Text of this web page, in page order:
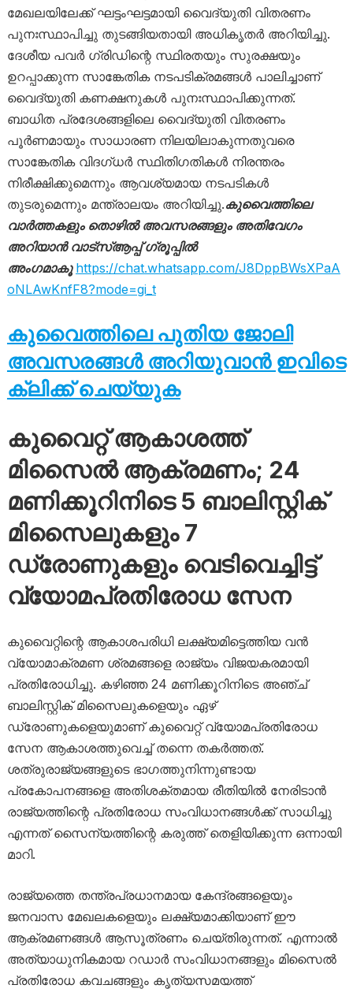
മേഖലയിലേക്ക് ഘട്ടംഘട്ടമായി വൈദ്യുതി വിതരണം
പുനഃസ്ഥാപിച്ചു തുടങ്ങിയതായി അധികൃതർ അറിയിച്ചു.
ദേശീയ പവർ ഗ്രിഡിന്റെ സ്ഥിരതയും സുരക്ഷയും
ഉറപ്പാക്കുന്ന സാങ്കേതിക നടപടിക്രമങ്ങൾ പാലിച്ചാണ്
വൈദ്യുതി കണക്ഷനുകൾ പുനഃസ്ഥാപിക്കുന്നത്.
ബാധിത പ്രദേശങ്ങളിലെ വൈദ്യുതി വിതരണം
പൂർണമായും സാധാരണ നിലയിലാകുന്നതുവരെ
സാങ്കേതിക വിദഗ്ധർ സ്ഥിതിഗതികൾ നിരന്തരം
നിരീക്ഷിക്കുമെന്നും ആവശ്യമായ നടപടികൾ
തുടരുമെന്നും മന്ത്രാലയം അറിയിച്ചു.കുവൈത്തിലെ
വാർത്തകളും തൊഴിൽ അവസരങ്ങളും അതിവേഗം
അറിയാൻ വാട്സ്ആപ്പ് ഗ്രൂപ്പിൽ
അംഗമാകൂ https://chat.whatsapp.com/J8DppBWsXPaA
oNLAwKnfF8?mode=gi_t
കുവൈത്തിലെ പുതിയ ജോലി
അവസരങ്ങൾ അറിയുവാൻ ഇവിടെ
ക്ലിക്ക് ചെയ്യുക
കുവൈറ്റ് ആകാശത്ത്
മിസൈൽ ആക്രമണം; 24
മണിക്കൂറിനിടെ 5 ബാലിസ്റ്റിക്
മിസൈലുകളും 7
ഡ്രോണുകളും വെടിവെച്ചിട്ട്
വ്യോമപ്രതിരോധ സേന
കുവൈറ്റിന്റെ ആകാശപരിധി ലക്ഷ്യമിട്ടെത്തിയ വൻ
വ്യോമാക്രമണ ശ്രമങ്ങളെ രാജ്യം വിജയകരമായി
പ്രതിരോധിച്ചു. കഴിഞ്ഞ 24 മണിക്കൂറിനിടെ അഞ്ച്
ബാലിസ്റ്റിക് മിസൈലുകളെയും ഏഴ്
ഡ്രോണുകളെയുമാണ് കുവൈറ്റ് വ്യോമപ്രതിരോധ
സേന ആകാശത്തുവെച്ച് തന്നെ തകർത്തത്.
ശത്രുരാജ്യങ്ങളുടെ ഭാഗത്തുനിന്നുണ്ടായ
പ്രകോപനങ്ങളെ അതിശക്തമായ രീതിയിൽ നേരിടാൻ
രാജ്യത്തിന്റെ പ്രതിരോധ സംവിധാനങ്ങൾക്ക് സാധിച്ചു
എന്നത് സൈന്യത്തിന്റെ കരുത്ത് തെളിയിക്കുന്ന ഒന്നായി
മാറി.
രാജ്യത്തെ തന്ത്രപ്രധാനമായ കേന്ദ്രങ്ങളെയും
ജനവാസ മേഖലകളെയും ലക്ഷ്യമാക്കിയാണ് ഈ
ആക്രമണങ്ങൾ ആസൂത്രണം ചെയ്തിരുന്നത്. എന്നാൽ
അത്യാധുനികമായ റഡാർ സംവിധാനങ്ങളും മിസൈൽ
പ്രതിരോധ കവചങ്ങളും കൃത്യസമയത്ത്